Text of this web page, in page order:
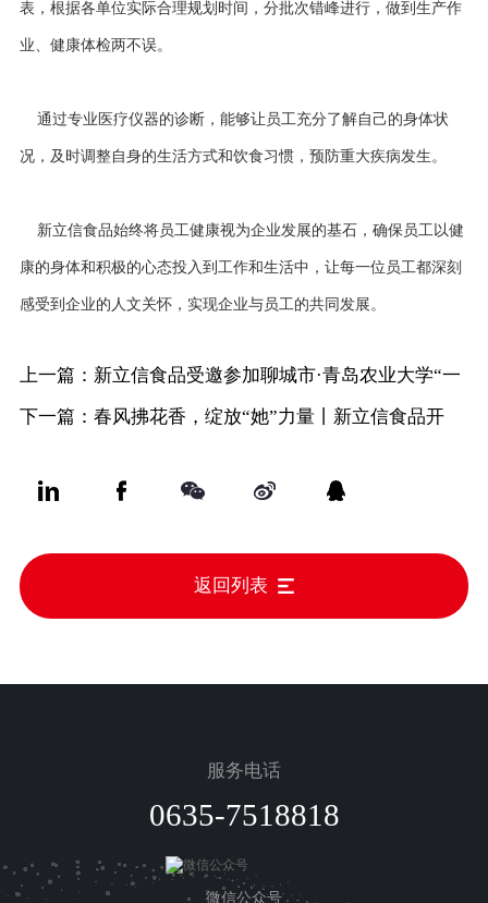
表，根据各单位实际合理规划时间，分批次错峰进行，做到生产作
业、健康体检两不误。
通过专业医疗仪器的诊断，能够让员工充分了解自己的身体状
况，及时调整自身的生活方式和饮食习惯，预防重大疾病发生。
新立信食品始终将员工健康视为企业发展的基石，确保员工以健
康的身体和积极的心态投入到工作和生活中，让每一位员工都深刻
感受到企业的人文关怀，实现企业与员工的共同发展。
上一篇：新立信食品受邀参加聊城市·青岛农业大学“一
链一院”农产品加工领域签约仪式
下一篇：春风拂花香，绽放“她”力量丨新立信食品开
返回列表
服务电话
0635-7518818
微信公众号